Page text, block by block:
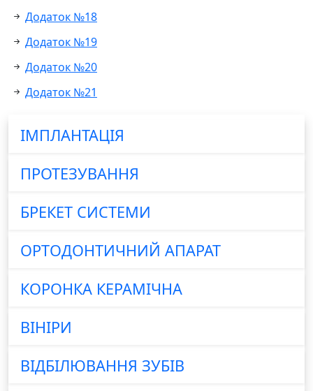
Додаток №18
Додаток №19
Додаток №20
Додаток №21
ІМПЛАНТАЦІЯ
ПРОТЕЗУВАННЯ
БРЕКЕТ СИСТЕМИ
ОРТОДОНТИЧНИЙ АПАРАТ
КОРОНКА КЕРАМІЧНА
ВІНІРИ
ВІДБІЛЮВАННЯ ЗУБІВ